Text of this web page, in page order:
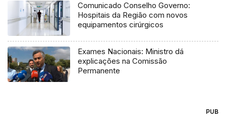
Comunicado Conselho Governo:
Hospitais da Região com novos
equipamentos cirúrgicos
Exames Nacionais: Ministro dá
explicações na Comissão
Permanente
PUB